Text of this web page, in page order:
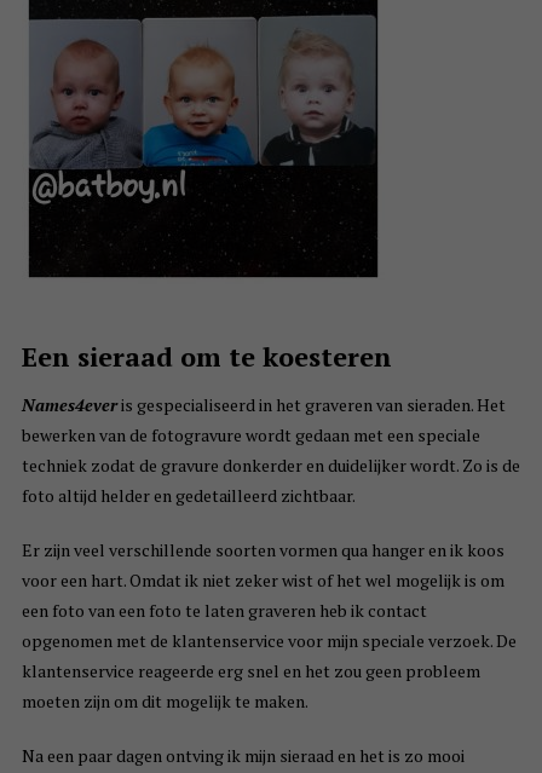
Een sieraad om te koesteren
Names4everis gespecialiseerd in het graveren van sieraden. Het
bewerken van de fotogravure wordt gedaan met een speciale
techniek zodat de gravure donkerder en duidelijker wordt. Zo is de
foto altijd helder en gedetailleerd zichtbaar.
Er zijn veel verschillende soorten vormen qua hanger en ik koos
voor een hart. Omdat ik niet zeker wist of het wel mogelijk is om
een foto van een foto te laten graveren heb ik contact
opgenomen met de klantenservice voor mijn speciale verzoek. De
klantenservice reageerde erg snel en het zou geen probleem
moeten zijn om dit mogelijk te maken.
Na een paar dagen ontving ik mijn sieraad en het is zo mooi